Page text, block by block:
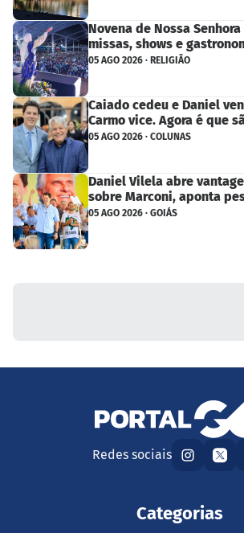
Novena de Nossa
missas, shows e
05 AGO 2026 · RELIGIÃO
Caiado cedeu e Daniel
Carmo vice. Agora é que
05 AGO 2026 · COLUNAS
Daniel Vilela abre
sobre Marconi, aponta
05 AGO 2026 · GOIÁS
Redes sociais
Categorias